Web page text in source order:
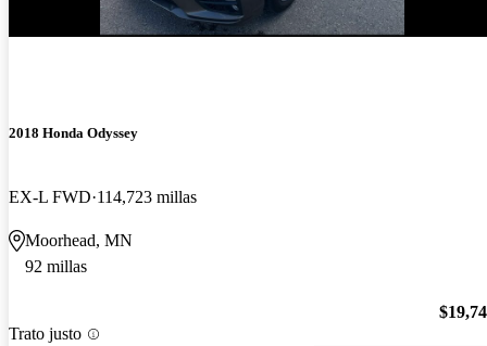
2018 Honda Odyssey
EX-L FWD 114,723 millas
Moorhead, MN
92 millas
Trato justo